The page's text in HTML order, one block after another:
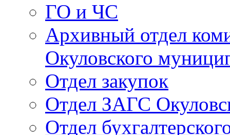
ГО и ЧС
Архивный отдел
Окуловского
Отдел закупок
Отдел ЗАГС
Отдел